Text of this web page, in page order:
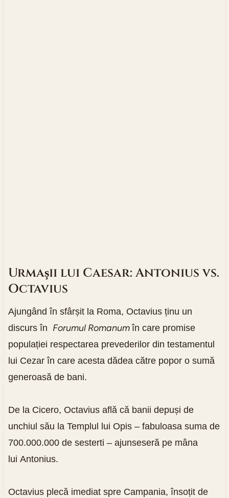
Urmașii lui Caesar: Antonius vs.
Octavius
Ajungând în sfârșit la Roma, Octavius ținu un
discurs în Forumul Romanumîn care promise
populației respectarea prevederilor din testamentul
lui Cezar în care acesta dădea către popor o sumă
generoasă de bani.
De la Cicero, Octavius află că banii depuși de
unchiul său la Templul lui Opis – fabuloasa suma de
700.000.000 de sesterti – ajunseseră pe mâna
lui Antonius.
Octavius plecă imediat spre Campania, însoțit de